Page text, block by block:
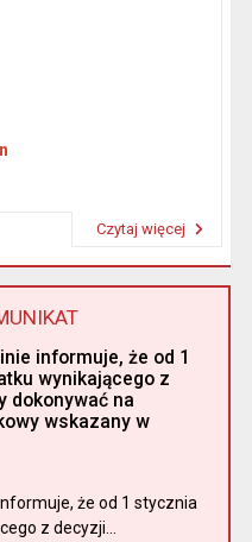
Czytaj więcej
informuje, że od 1
wynikającego z
dokonywać na
wskazany w
że od 1 stycznia
z decyzji...